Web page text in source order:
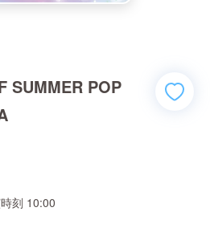
SUMMER POP
刻 10:00